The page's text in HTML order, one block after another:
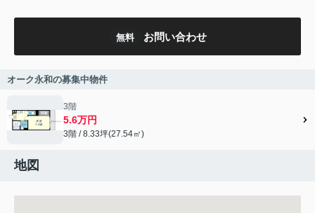
無料 お問い合わせ
オーク永和の募集中物件
3階
5.6万円
3階 / 8.33坪(27.54㎡)
地図